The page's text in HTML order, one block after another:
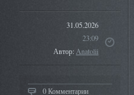
31.05.2026
23:09
Автор:Anatolii
0 Комментарии